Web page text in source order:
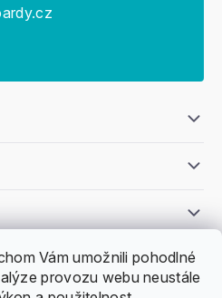
Vám umožnili pohodlné
provozu webu neustále